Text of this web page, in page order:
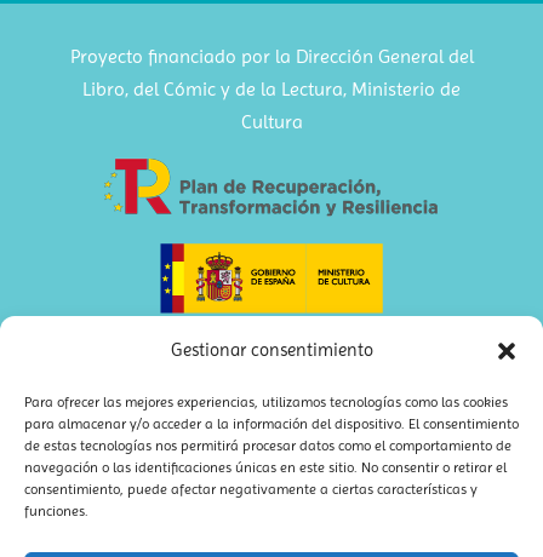
Gestionar consentimiento
Para ofrecer las mejores experiencias, utilizamos tecnologías como las cookies
para almacenar y/o acceder a la información del dispositivo. El consentimiento
de estas tecnologías nos permitirá procesar datos como el comportamiento de
navegación o las identificaciones únicas en este sitio. No consentir o retirar el
consentimiento, puede afectar negativamente a ciertas características y
funciones.
Proyecto financiado por la Dirección General del
Libro, del Cómic y de la Lectura, Ministerio de
Cultura